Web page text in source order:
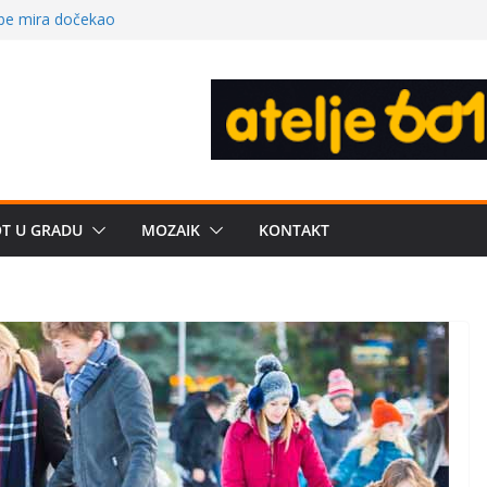
– električni
može li
projekat: Gde
Umesto
U GRADU MOZAIK KONTAKT